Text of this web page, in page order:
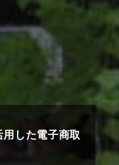
した電子商取